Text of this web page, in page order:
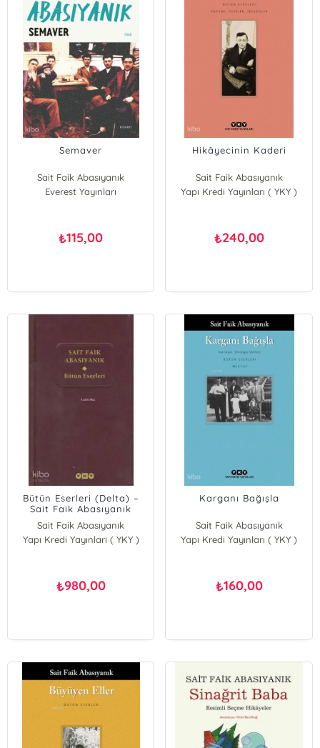
Semaver
Sait Faik Abasıyanık
Everest Yayınları
₺115,00
Hikâyecinin Kaderi
Sait Faik Abasıyanık
Yapı Kredi Yayınları ( YKY )
₺240,00
Bütün Eserleri (Delta) –
Sait Faik Abasıyanık
(Ciltli); Bütün Eserleri
Sait Faik Abasıyanık
Yapı Kredi Yayınları ( YKY )
₺980,00
Karganı Bağışla
Sait Faik Abasıyanık
Yapı Kredi Yayınları ( YKY )
₺160,00